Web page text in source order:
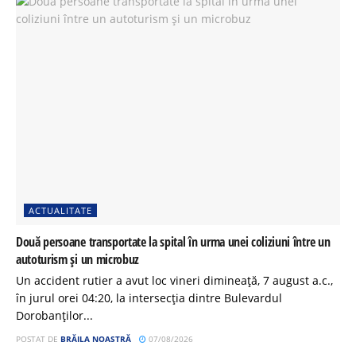
ACTUALITATE
Două persoane transportate la spital în urma unei coliziuni între un
autoturism și un microbuz
Un accident rutier a avut loc vineri dimineață, 7 august a.c.,
în jurul orei 04:20, la intersecția dintre Bulevardul
Dorobanților...
POSTAT DE BRĂILA NOASTRĂ 07/08/2026